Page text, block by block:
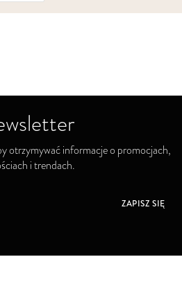
otrzymywać informacje o promocjach,
i trendach.
ZAPISZ SIĘ